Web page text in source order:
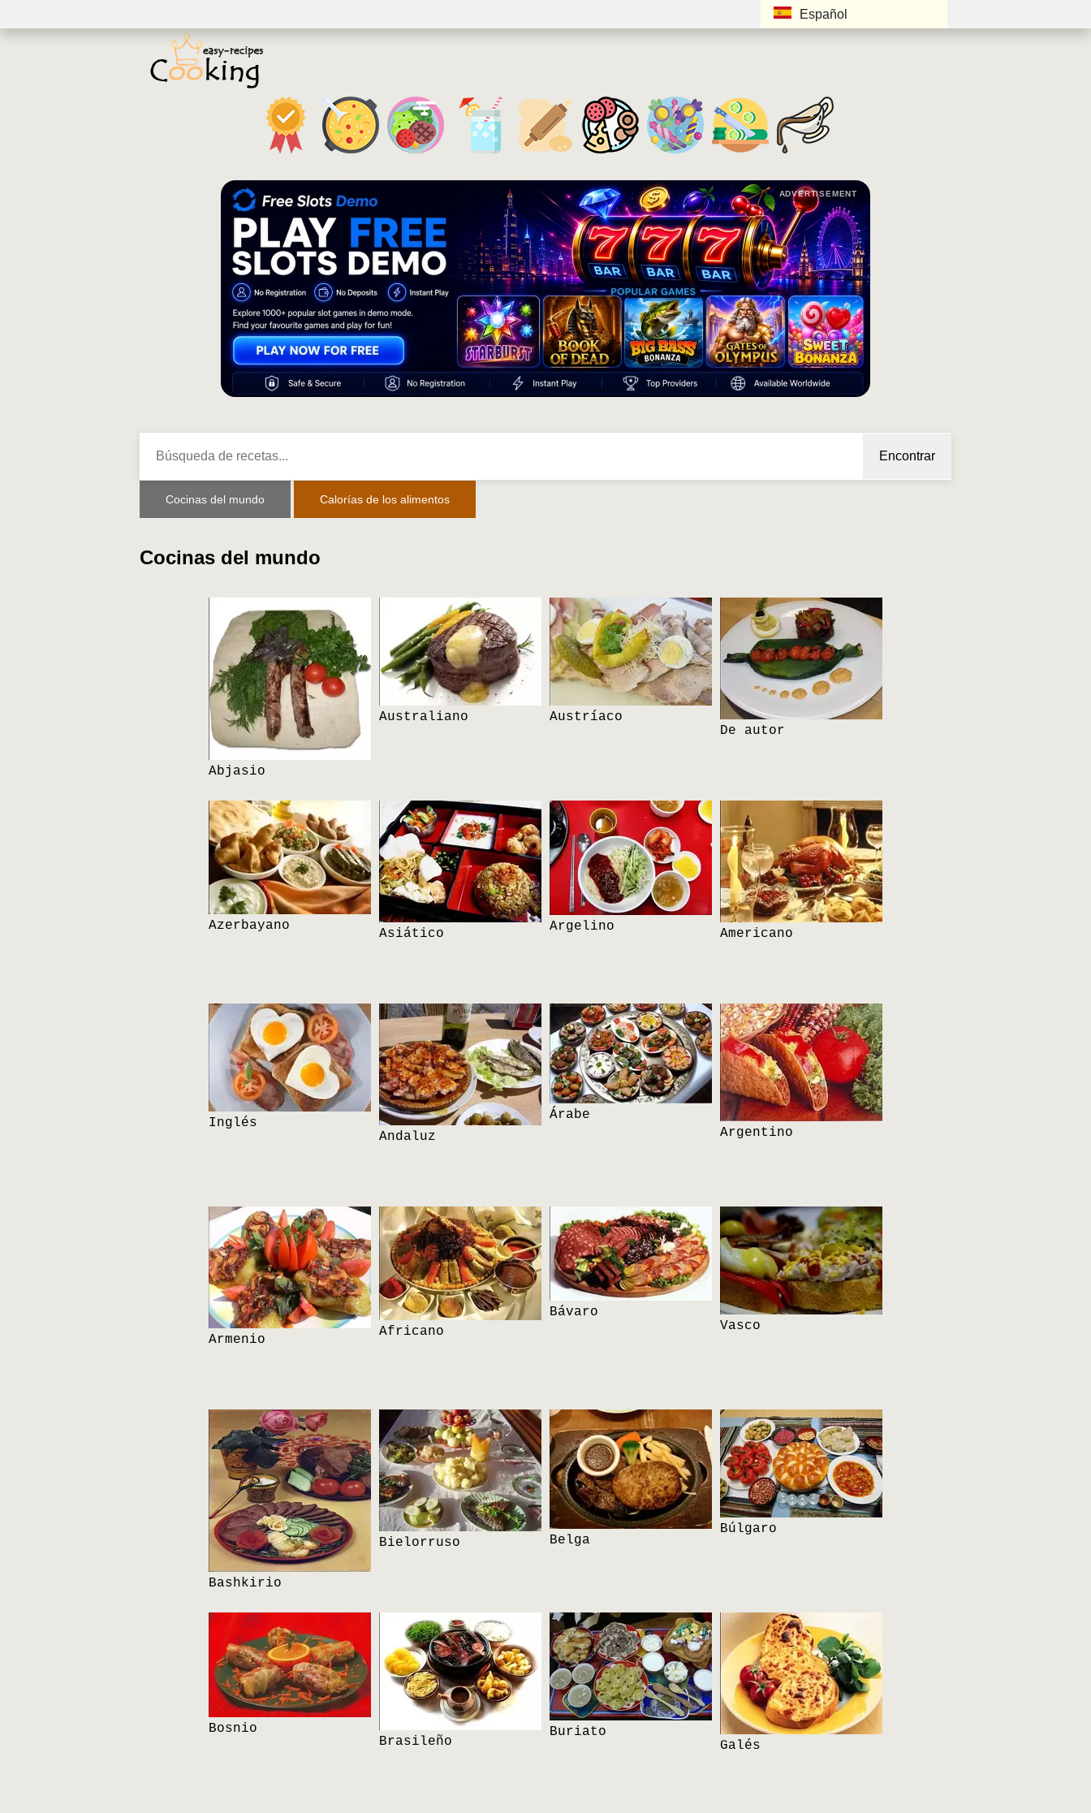
Español
ADVERTISEMENT
Encontrar
Cocinas del mundo Calorías de los alimentos
Cocinas del mundo
Abjasio
Australiano
Austríaco
De autor
Azerbayano
Asiático Argelino Americano
Inglés
Andaluz
Árabe
Argentino
Armenio
Africano
Bávaro
Vasco
Bashkirio
Bielorruso Belga
Búlgaro
Bosnio
Brasileño
Buriato
Galés